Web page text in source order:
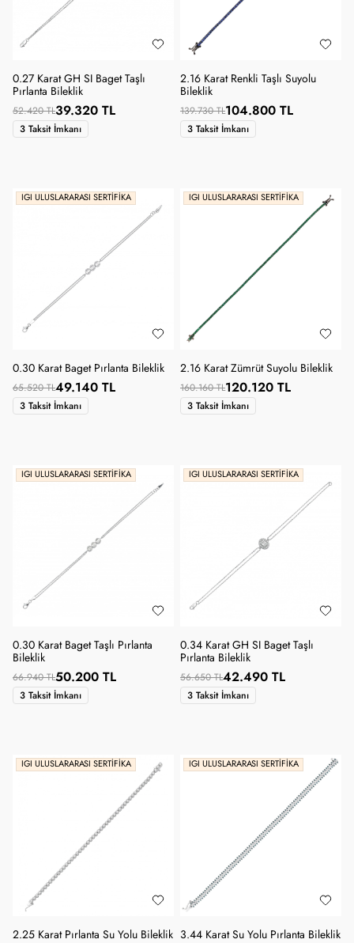
0.27 Karat GH SI Baget Taşlı
Pırlanta Bileklik
52.420 TL39.320 TL
3 Taksit İmkanı
2.16 Karat Renkli Taşlı Suyolu
Bileklik
139.730 TL104.800 TL
3 Taksit İmkanı
IGI ULUSLARARASI SERTIFIKA
0.30 Karat Baget Pırlanta Bileklik
65.520 TL49.140 TL
3 Taksit İmkanı
IGI ULUSLARARASI SERTIFIKA
2.16 Karat Zümrüt Suyolu Bileklik
160.160 TL120.120 TL
3 Taksit İmkanı
IGI ULUSLARARASI SERTIFIKA
0.30 Karat Baget Taşlı Pırlanta
Bileklik
66.940 TL50.200 TL
3 Taksit İmkanı
IGI ULUSLARARASI SERTIFIKA
0.34 Karat GH SI Baget Taşlı
Pırlanta Bileklik
56.650 TL42.490 TL
3 Taksit İmkanı
IGI ULUSLARARASI SERTIFIKA
2.25 Karat Pırlanta Su Yolu Bileklik
IGI ULUSLARARASI SERTIFIKA
3.44 Karat Su Yolu Pırlanta Bileklik